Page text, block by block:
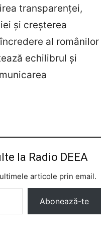
transparenței,
și creșterea
al românilor
echilibrul și
la Radio DEEA
articole prin email.
Abonează-te